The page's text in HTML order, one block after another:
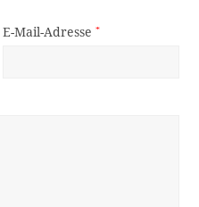
E-Mail-Adresse*